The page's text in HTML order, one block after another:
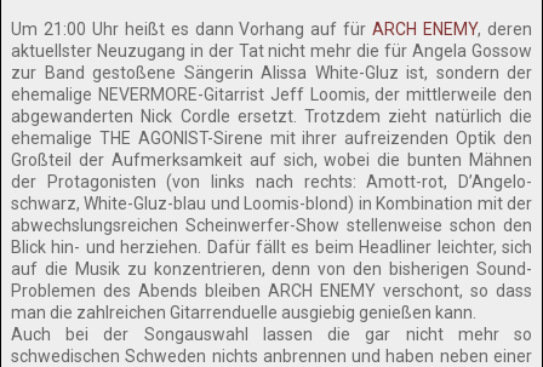
Um 21:00 Uhr heißt es dann Vorhang auf fürARCH ENEMY, deren
aktuellster Neuzugang in der Tat nicht mehr die für Angela Gossow
zur Band gestoßene Sängerin Alissa White-Gluz ist, sondern der
ehemalige NEVERMORE-Gitarrist Jeff Loomis, der mittlerweile den
abgewanderten Nick Cordle ersetzt. Trotzdem zieht natürlich die
ehemalige THE AGONIST-Sirene mit ihrer aufreizenden Optik den
Großteil der Aufmerksamkeit auf sich, wobei die bunten Mähnen
der Protagonisten (von links nach rechts: Amott-rot, D’Angelo-
schwarz, White-Gluz-blau und Loomis-blond) in Kombination mit der
abwechslungsreichen Scheinwerfer-Show stellenweise schon den
Blick hin- und herziehen. Dafür fällt es beim Headliner leichter, sich
auf die Musik zu konzentrieren, denn von den bisherigen Sound-
Problemen des Abends bleiben ARCH ENEMY verschont, so dass
man die zahlreichen Gitarrenduelle ausgiebig genießen kann.
Auch bei der Songauswahl lassen die gar nicht mehr so
schwedischen Schweden nichts anbrennen und haben neben einer